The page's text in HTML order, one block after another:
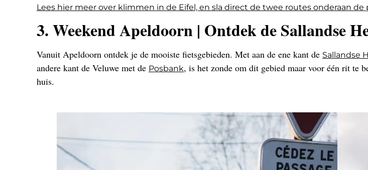
Lees hier meer over klimmen in de Eifel, en sla direct de twee routes onderaan de
3. Weekend Apeldoorn | Ontdek de Sallandse
Vanuit Apeldoorn ontdek je de mooiste fietsgebieden. Met aan de ene kant de Sallandse
andere kant de Veluwe met de Posbank, is het zonde om dit gebied maar voor één rit te
huis.